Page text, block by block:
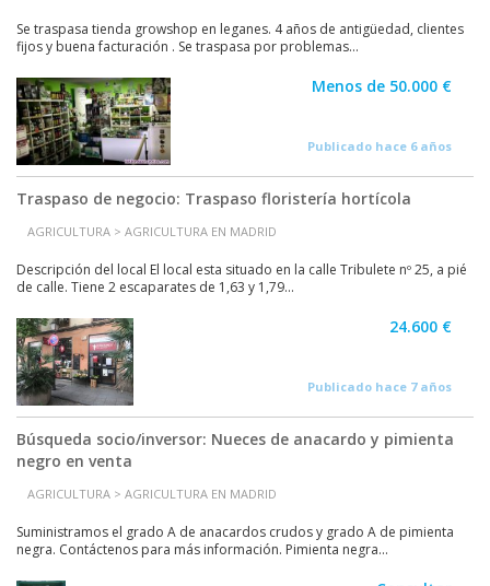
Se traspasa tienda growshop en leganes. 4 años de antigüedad, clientes
fijos y buena facturación . Se traspasa por problemas...
Menos de 50.000 €
Publicado hace 6 años
Traspaso de negocio: Traspaso floristería hortícola
AGRICULTURA > AGRICULTURA EN MADRID
Descripción del local El local esta situado en la calle Tribulete nº 25, a pié
de calle. Tiene 2 escaparates de 1,63 y 1,79...
24.600 €
Publicado hace 7 años
Búsqueda socio/inversor: Nueces de anacardo y pimienta
negro en venta
AGRICULTURA > AGRICULTURA EN MADRID
Suministramos el grado A de anacardos crudos y grado A de pimienta
negra. Contáctenos para más información. Pimienta negra...